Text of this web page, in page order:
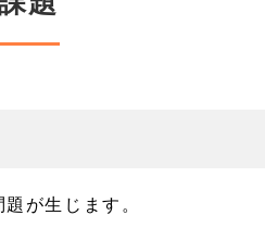
が生じます。